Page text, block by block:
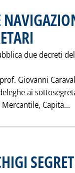
due decreti del
Giovanni
ai
Capita...